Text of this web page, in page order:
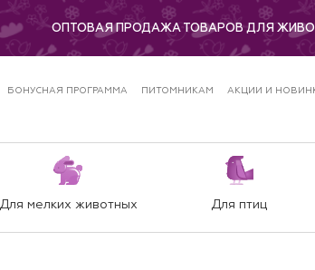
ОПТОВАЯ ПРОДАЖА ТОВАРОВ ДЛЯ
БОНУСНАЯ ПРОГРАММА ПИТОМНИКАМ АКЦИИ И
Для мелких животных Для птиц